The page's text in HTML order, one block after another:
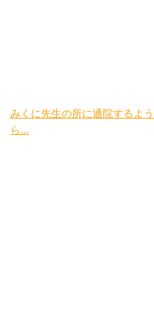
みくに先生の所に通院するよ
ら...